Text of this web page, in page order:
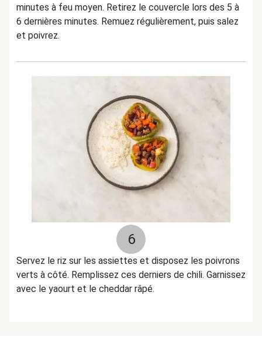
minutes à feu moyen. Retirez le couvercle lors des 5 à
6 dernières minutes. Remuez régulièrement, puis salez
et poivrez.
6
Servez le riz sur les assiettes et disposez les poivrons
verts à côté. Remplissez ces derniers de chili. Garnissez
avec le yaourt et le cheddar râpé.